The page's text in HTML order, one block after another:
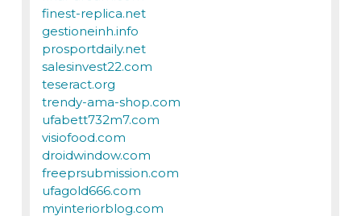
finest-replica.net
gestioneinh.info
prosportdaily.net
salesinvest22.com
teseract.org
trendy-ama-shop.com
ufabett732m7.com
visiofood.com
droidwindow.com
freeprsubmission.com
ufagold666.com
myinteriorblog.com